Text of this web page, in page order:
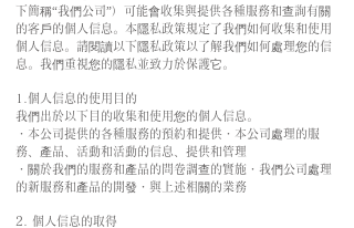
下簡稱“我們公司”）可能會收集與提供各種服務和查詢有關
的客戶的個人信息。本隱私政策規定了我們如何收集和使用
個人信息。請閱讀以下隱私政策以了解我們如何處理您的信
息。我們重視您的隱私並致力於保護它。
1.個人信息的使用目的
我們出於以下目的收集和使用您的個人信息。
・本公司提供的各種服務的預約和提供・本公司處理的服
務、產品、活動和活動的信息、提供和管理
・關於我們的服務和產品的問卷調查的實施・我們公司處理
的新服務和產品的開發・與上述相關的業務
2. 個人信息的取得